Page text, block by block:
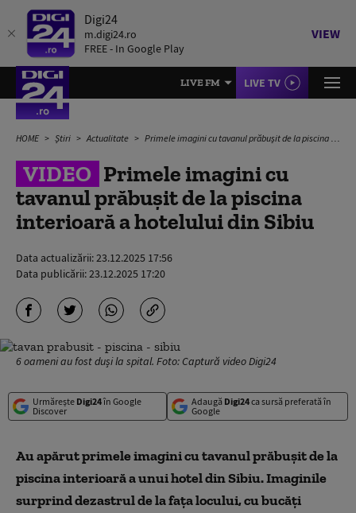
Digi24
m.digi24.ro
FREE - In Google Play
VIEW
LIVE FM LIVE TV
HOME Știri Actualitate Primele imagini cu tavanul prăbușit de la piscina interioară a hotelului din Sibiu
VIDEO Primele imagini cu
tavanul prăbușit de la piscina
interioară a hotelului din Sibiu
Data actualizării:23.12.2025 17:56
Data publicării:23.12.2025 17:20
6 oameni au fost duși la spital. Foto: Captură video Digi24
Urmărește Digi24în Google
Discover
Adaugă Digi24ca sursă preferată în
Google
Au apărut primele imagini cu tavanul prăbușit de la
piscina interioară a unui hotel din Sibiu. Imaginile
surprind dezastrul de la fața locului, cu bucăți